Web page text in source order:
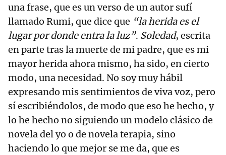
una frase, que es un verso de un autor sufí
llamado Rumi, que dice que “la herida es el
lugar por donde entra la luz”. Soledad, escrita
en parte tras la muerte de mi padre, que es mi
mayor herida ahora mismo, ha sido, en cierto
modo, una necesidad. No soy muy hábil
expresando mis sentimientos de viva voz, pero
sí escribiéndolos, de modo que eso he hecho, y
lo he hecho no siguiendo un modelo clásico de
novela del yo o de novela terapia, sino
haciendo lo que mejor se me da, que es